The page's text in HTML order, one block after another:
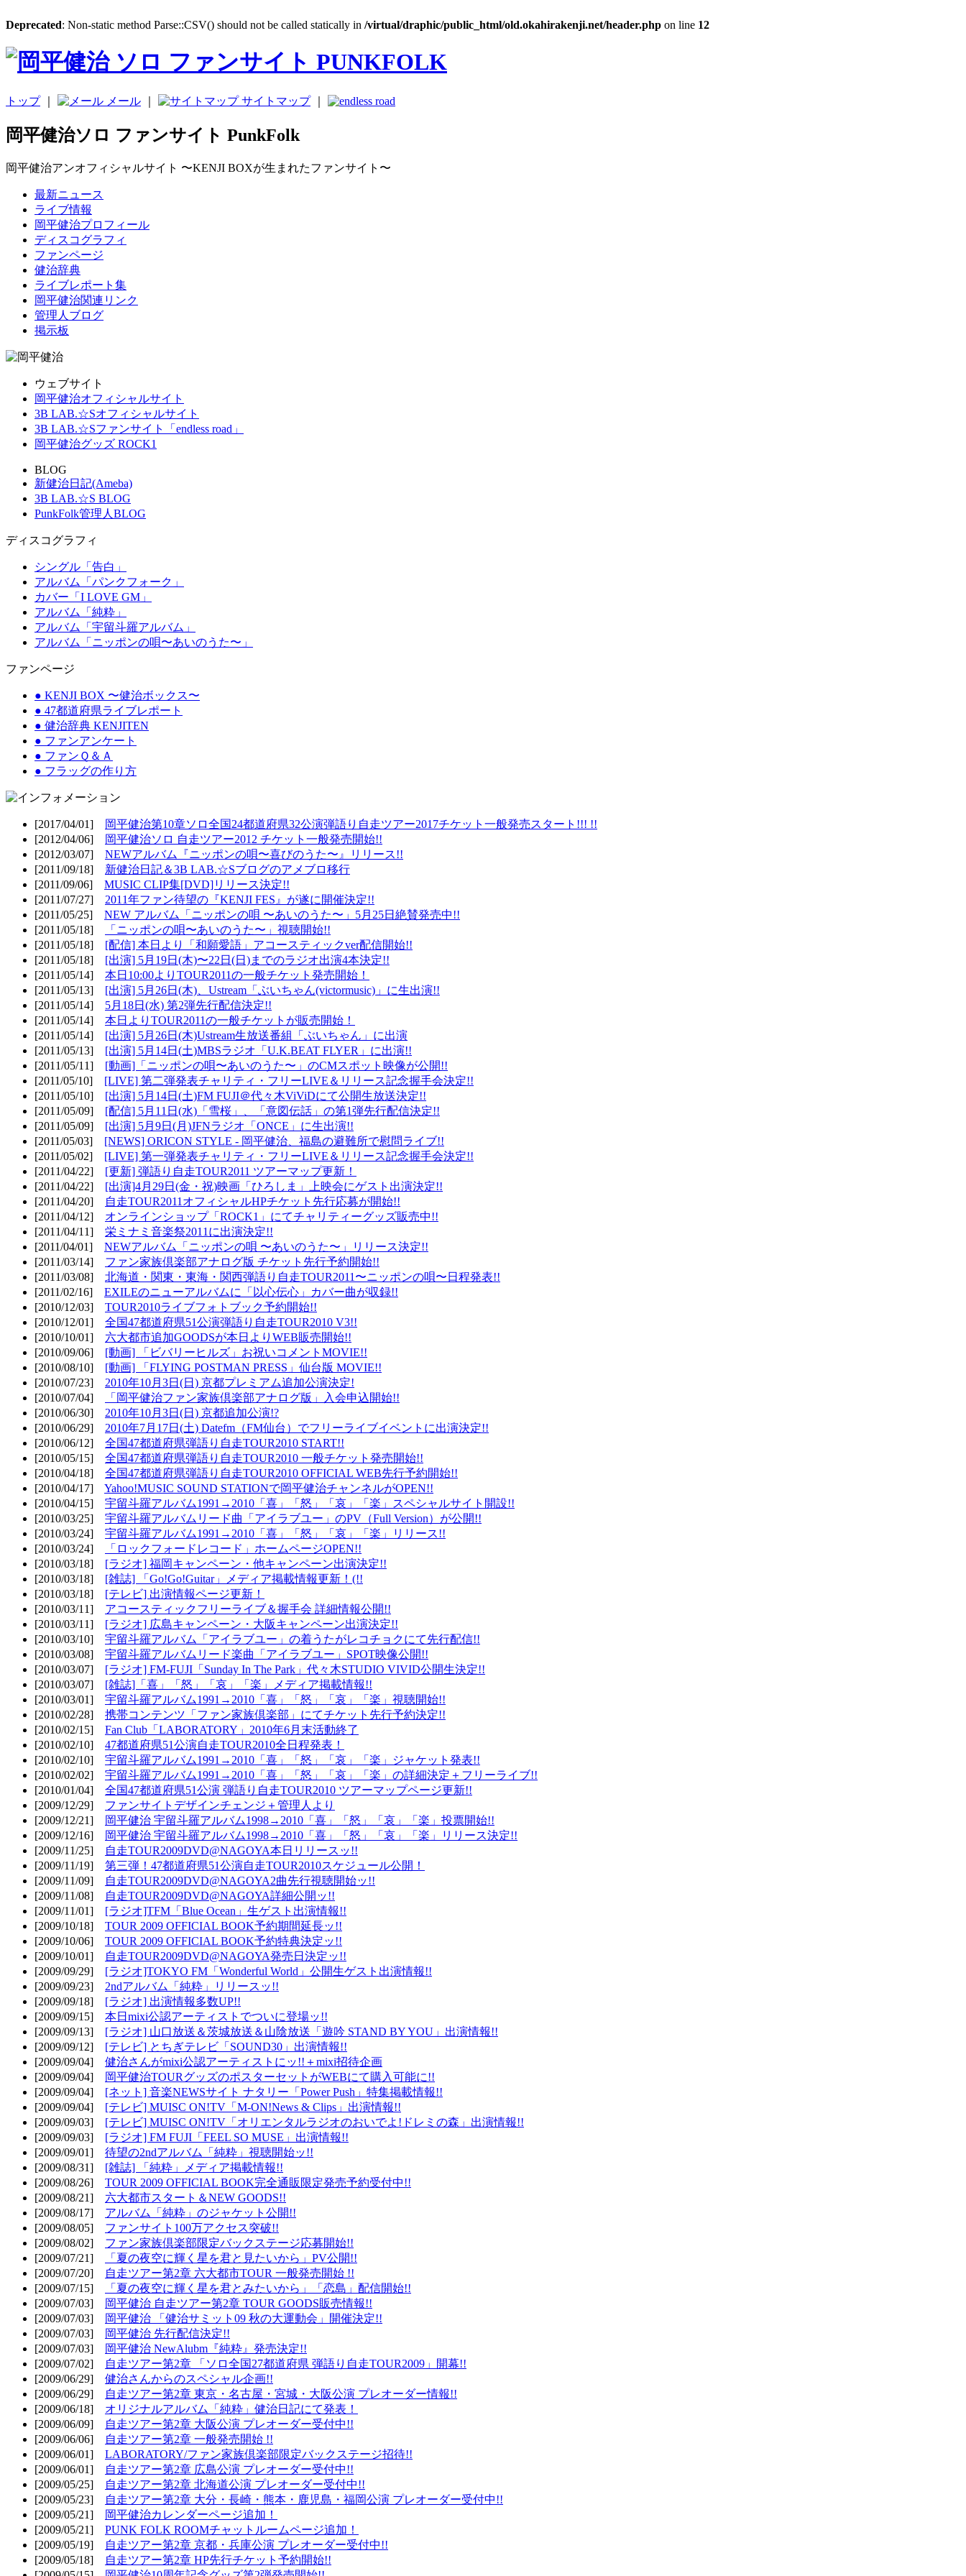
Deprecated: Non-static method Parse::CSV() should not be called statically in /virtual/draphic/public_html/old.okahirakenji.net/header.php on line 12
トップ｜ メール サイトマップ｜
岡平健治ソロ ファンサイト PunkFolk
岡平健治アンオフィシャルサイト 〜KENJI BOXが生まれたファンサイト〜
最新ニュース
ライブ情報
岡平健治プロフィール
ディスコグラフィ
ファンページ
健治辞典
ライブレポート集
岡平健治関連リンク
管理人ブログ
掲示板
ウェブサイト
岡平健治オフィシャルサイト
3B LAB.☆Sオフィシャルサイト
3B LAB.☆Sファンサイト「endless road」
岡平健治グッズ ROCK1
BLOG
新健治日記(Ameba)
3B LAB.☆S BLOG
PunkFolk管理人BLOG
ディスコグラフィ
シングル「告白」
アルバム「パンクフォーク」
カバー「I LOVE GM」
アルバム「純粋」
アルバム「宇留斗羅アルバム」
アルバム「ニッポンの唄〜あいのうた〜」
ファンページ
● KENJI BOX 〜健治ボックス〜
● 47都道府県ライブレポート
● 健治辞典 KENJITEN
● ファンアンケート
● ファンＱ＆Ａ
● フラッグの作り方
[2017/04/01]
岡平健治第10章ソロ全国24都道府県32公演弾語り自走ツアー2017チケット一般発売スタート!!! !!
[2012/04/06]
岡平健治ソロ 自走ツアー2012 チケット一般発売開始!!
[2012/03/07] NEWアルバム『ニッポンの唄〜喜びのうた〜』リリース!!
[2011/09/18] 新健治日記＆3B LAB.☆Sブログのアメブロ移行
[2011/09/06] MUSIC CLIP集[DVD]リリース決定!!
[2011/07/27] 2011年ファン待望の『KENJI FES』が遂に開催決定!!
[2011/05/25] NEW アルバム「ニッポンの唄 〜あいのうた〜」5月25日絶賛発売中!!
[2011/05/18]
「ニッポンの唄〜あいのうた〜」視聴開始!!
[2011/05/18] [配信] 本日より「和願愛語」アコースティックver配信開始!!
[2011/05/18] [出演] 5月19日(木)〜22日(日)までのラジオ出演4本決定!!
[2011/05/14] 本日10:00よりTOUR2011の一般チケット発売開始！
[2011/05/13] [出演] 5月26日(木)、Ustream「ぶいちゃん(victormusic)」に生出演!!
[2011/05/14] 5月18日(水) 第2弾先行配信決定!!
[2011/05/14] 本日よりTOUR2011の一般チケットが販売開始！
[2011/05/14] [出演] 5月26日(木)Ustream生放送番組「ぶいちゃん」に出演
[2011/05/13] [出演] 5月14日(土)MBSラジオ「U.K.BEAT FLYER」に出演!!
[2011/05/11] [動画]「ニッポンの唄〜あいのうた〜」のCMスポット映像が公開!!
[2011/05/10] [LIVE] 第二弾発表チャリティ・フリーLIVE＆リリース記念握手会決定!!
[2011/05/10] [出演] 5月14日(土)FM FUJI＠代々木ViViDにて公開生放送決定!!
[2011/05/09] [配信] 5月11日(水)「雪桜」、「意図伝話」の第1弾先行配信決定!!
[2011/05/09] [出演] 5月9日(月)JFNラジオ「ONCE」に生出演!!
[2011/05/03] [NEWS] ORICON STYLE - 岡平健治、福島の避難所で慰問ライブ!!
[2011/05/02] [LIVE] 第一弾発表チャリティ・フリーLIVE＆リリース記念握手会決定!!
[2011/04/22] [更新] 弾語り自走TOUR2011 ツアーマップ更新！
[2011/04/22] [出演]4月29日(金・祝)映画「ひろしま」上映会にゲスト出演決定!!
[2011/04/20]
自走TOUR2011オフィシャルHPチケット先行応募が開始!!
[2011/04/12] オンラインショップ「ROCK1」にてチャリティーグッズ販売中!!
[2011/04/11] 栄ミナミ音楽祭2011に出演決定!!
[2011/04/01] NEWアルバム「ニッポンの唄 〜あいのうた〜」リリース決定!!
[2011/03/14] ファン家族倶楽部アナログ版 チケット先行予約開始!!
[2011/03/08] 北海道・関東・東海・関西弾語り自走TOUR2011〜ニッポンの唄〜日程発表!!
[2011/02/16] EXILEのニューアルバムに「以心伝心」カバー曲が収録!!
[2010/12/03] TOUR2010ライブフォトブック予約開始!!
[2010/12/01] 全国47都道府県51公演弾語り自走TOUR2010 V3!!
[2010/10/01] 六大都市追加GOODSが本日よりWEB販売開始!!
[2010/09/06] [動画] 「ビバリーヒルズ」お祝いコメントMOVIE!!
[2010/08/10] [動画] 「FLYING POSTMAN PRESS」仙台版 MOVIE!!
[2010/07/23] 2010年10月3日(日) 京都プレミアム追加公演決定!
[2010/07/04]
「岡平健治ファン家族倶楽部アナログ版」入会申込開始!!
[2010/06/30] 2010年10月3日(日) 京都追加公演!?
[2010/06/29] 2010年7月17日(土) Datefm（FM仙台）でフリーライブイベントに出演決定!!
[2010/06/12] 全国47都道府県弾語り自走TOUR2010 START!!
[2010/05/15] 全国47都道府県弾語り自走TOUR2010 一般チケット発売開始!!
[2010/04/18] 全国47都道府県弾語り自走TOUR2010 OFFICIAL WEB先行予約開始!!
[2010/04/17] Yahoo!MUSIC SOUND STATIONで岡平健治チャンネルがOPEN!!
[2010/04/15] 宇留斗羅アルバム1991→2010「喜」「怒」「哀」「楽」スペシャルサイト開設!!
[2010/03/25] 宇留斗羅アルバムリード曲「アイラブユー」のPV（Full Version）が公開!!
[2010/03/24] 宇留斗羅アルバム1991→2010「喜」「怒」「哀」「楽」リリース!!
[2010/03/24]
「ロックフォードレコード」ホームページOPEN!!
[2010/03/18] [ラジオ] 福岡キャンペーン・他キャンペーン出演決定!!
[2010/03/18] [雑誌] 「Go!Go!Guitar」メディア掲載情報更新！(!!
[2010/03/18] [テレビ] 出演情報ページ更新！
[2010/03/11] アコースティックフリーライブ＆握手会 詳細情報公開!!
[2010/03/11] [ラジオ] 広島キャンペーン・大阪キャンペーン出演決定!!
[2010/03/10] 宇留斗羅アルバム「アイラブユー」の着うたがレコチョクにて先行配信!!
[2010/03/08] 宇留斗羅アルバムリード楽曲「アイラブユー」SPOT映像公開!!
[2010/03/07] [ラジオ] FM-FUJI「Sunday In The Park」代々木STUDIO VIVID公開生決定!!
[2010/03/07] [雑誌]「喜」「怒」「哀」「楽」メディア掲載情報!!
[2010/03/01] 宇留斗羅アルバム1991→2010「喜」「怒」「哀」「楽」視聴開始!!
[2010/02/28] 携帯コンテンツ「ファン家族倶楽部」にてチケット先行予約決定!!
[2010/02/15] Fan Club「LABORATORY」2010年6月末活動終了
[2010/02/10] 47都道府県51公演自走TOUR2010全日程発表！
[2010/02/10] 宇留斗羅アルバム1991→2010「喜」「怒」「哀」「楽」ジャケット発表!!
[2010/02/02] 宇留斗羅アルバム1991→2010「喜」「怒」「哀」「楽」の詳細決定＋フリーライブ!!
[2010/01/04] 全国47都道府県51公演 弾語り自走TOUR2010 ツアーマップページ更新!!
[2009/12/29] ファンサイトデザインチェンジ＋管理人より
[2009/12/21]
岡平健治 宇留斗羅アルバム1998→2010「喜」「怒」「哀」「楽」投票開始!!
[2009/12/16]
岡平健治 宇留斗羅アルバム1998→2010「喜」「怒」「哀」「楽」リリース決定!!
[2009/11/25]
自走TOUR2009DVD@NAGOYA本日リリースッ!!
[2009/11/19] 第三弾！47都道府県51公演自走TOUR2010スケジュール公開！
[2009/11/09]
自走TOUR2009DVD@NAGOYA2曲先行視聴開始ッ!!
[2009/11/08]
自走TOUR2009DVD@NAGOYA詳細公開ッ!!
[2009/11/01] [ラジオ]TFM「Blue Ocean」生ゲスト出演情報!!
[2009/10/18] TOUR 2009 OFFICIAL BOOK予約期間延長ッ!!
[2009/10/06] TOUR 2009 OFFICIAL BOOK予約特典決定ッ!!
[2009/10/01]
自走TOUR2009DVD@NAGOYA発売日決定ッ!!
[2009/09/29] [ラジオ]TOKYO FM「Wonderful World」公開生ゲスト出演情報!!
[2009/09/23] 2ndアルバム「純粋」リリースッ!!
[2009/09/18] [ラジオ] 出演情報多数UP!!
[2009/09/15] 本日mixi公認アーティストでついに登場ッ!!
[2009/09/13] [ラジオ] 山口放送＆茨城放送＆山陰放送「遊吟 STAND BY YOU」出演情報!!
[2009/09/12] [テレビ] とちぎテレビ「SOUND30」出演情報!!
[2009/09/04] 健治さんがmixi公認アーティストにッ!!＋mixi招待企画
[2009/09/04]
岡平健治TOURグッズのポスターセットがWEBにて購入可能に!!
[2009/09/04] [ネット] 音楽NEWSサイト ナタリー「Power Push」特集掲載情報!!
[2009/09/04] [テレビ] MUISC ON!TV「M-ON!News & Clips」出演情報!!
[2009/09/03] [テレビ] MUISC ON!TV「オリエンタルラジオのおいでよ!ドレミの森」出演情報!!
[2009/09/03] [ラジオ] FM FUJI「FEEL SO MUSE」出演情報!!
[2009/09/01] 待望の2ndアルバム「純粋」視聴開始ッ!!
[2009/08/31] [雑誌] 「純粋」メディア掲載情報!!
[2009/08/26] TOUR 2009 OFFICIAL BOOK完全通販限定発売予約受付中!!
[2009/08/21] 六大都市スタート＆NEW GOODS!!
[2009/08/17] アルバム「純粋」のジャケット公開!!
[2009/08/05] ファンサイト100万アクセス突破!!
[2009/08/02] ファン家族倶楽部限定バックステージ応募開始!!
[2009/07/21]
「夏の夜空に輝く星を君と見たいから」PV公開!!
[2009/07/20]
自走ツアー第2章 六大都市TOUR 一般発売開始 !!
[2009/07/15]
「夏の夜空に輝く星を君とみたいから」「恋島」配信開始!!
[2009/07/03]
岡平健治 自走ツアー第2章 TOUR GOODS販売情報!!
[2009/07/03]
岡平健治 「健治サミット09 秋の大運動会」開催決定!!
[2009/07/03]
岡平健治 先行配信決定!!
[2009/07/03]
岡平健治 NewAlubm『純粋』発売決定!!
[2009/07/02]
自走ツアー第2章 「ソロ全国27都道府県 弾語り自走TOUR2009」開幕!!
[2009/06/29] 健治さんからのスペシャル企画!!
[2009/06/29]
自走ツアー第2章 東京・名古屋・宮城・大阪公演 プレオーダー情報!!
[2009/06/18] オリジナルアルバム「純粋」健治日記にて発表！
[2009/06/09]
自走ツアー第2章 大阪公演 プレオーダー受付中!!
[2009/06/06]
自走ツアー第2章 一般発売開始 !!
[2009/06/01] LABORATORY/ファン家族倶楽部限定バックステージ招待!!
[2009/06/01]
自走ツアー第2章 広島公演 プレオーダー受付中!!
[2009/05/25]
自走ツアー第2章 北海道公演 プレオーダー受付中!!
[2009/05/23]
自走ツアー第2章 大分・長崎・熊本・鹿児島・福岡公演 プレオーダー受付中!!
[2009/05/21]
岡平健治カレンダーページ追加！
[2009/05/21] PUNK FOLK ROOMチャットルームページ追加！
[2009/05/19]
自走ツアー第2章 京都・兵庫公演 プレオーダー受付中!!
[2009/05/18]
自走ツアー第2章 HP先行チケット予約開始!!